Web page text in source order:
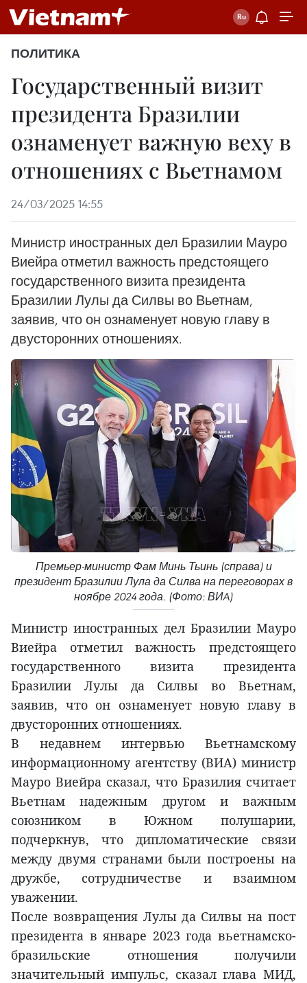
ПОЛИТИКА
Государственный визит
президента Бразилии
ознаменует важную веху в
отношениях с Вьетнамом
24/03/2025 14:55
Министр иностранных дел Бразилии Мауро
Виейра отметил важность предстоящего
государственного визита президента
Бразилии Лулы да Силвы во Вьетнам,
заявив, что он ознаменует новую главу в
двусторонних отношениях.
Премьер-министр Фам Минь Тьинь (справа) и
президент Бразилии Лула да Силва на переговорах в
ноябре 2024 года. (Фото: ВИA)
Министр иностранных дел Бразилии Мауро
Виейра отметил важность предстоящего
государственного визита президента
Бразилии Лулы да Силвы во Вьетнам,
заявив, что он ознаменует новую главу в
двусторонних отношениях.
В недавнем интервью Вьетнамскому
информационному агентству (ВИА) министр
Мауро Виейра сказал, что Бразилия считает
Вьетнам надежным другом и важным
союзником в Южном полушарии,
подчеркнув, что дипломатические связи
между двумя странами были построены на
дружбе, сотрудничестве и взаимном
уважении.
После возвращения Лулы да Силвы на пост
президента в январе 2023 года вьетнамско-
бразильские отношения получили
значительный импульс, сказал глава МИД,